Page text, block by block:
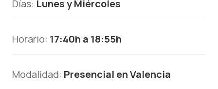
Días: Lunes y Miércoles
Horario: 17:40h a 18:55h
Modalidad: Presencial en Valencia